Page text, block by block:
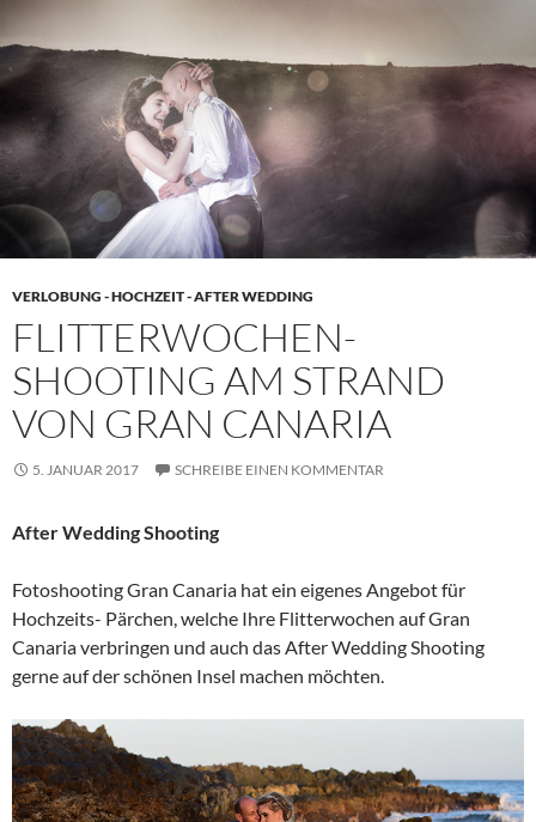
VERLOBUNG - HOCHZEIT - AFTER WEDDING
FLITTERWOCHEN-
SHOOTING AM STRAND
VON GRAN CANARIA
5. JANUAR 2017 SCHREIBE EINEN KOMMENTAR
After Wedding Shooting
Fotoshooting Gran Canaria hat ein eigenes Angebot für
Hochzeits- Pärchen, welche Ihre Flitterwochen auf Gran
Canaria verbringen und auch das After Wedding Shooting
gerne auf der schönen Insel machen möchten.